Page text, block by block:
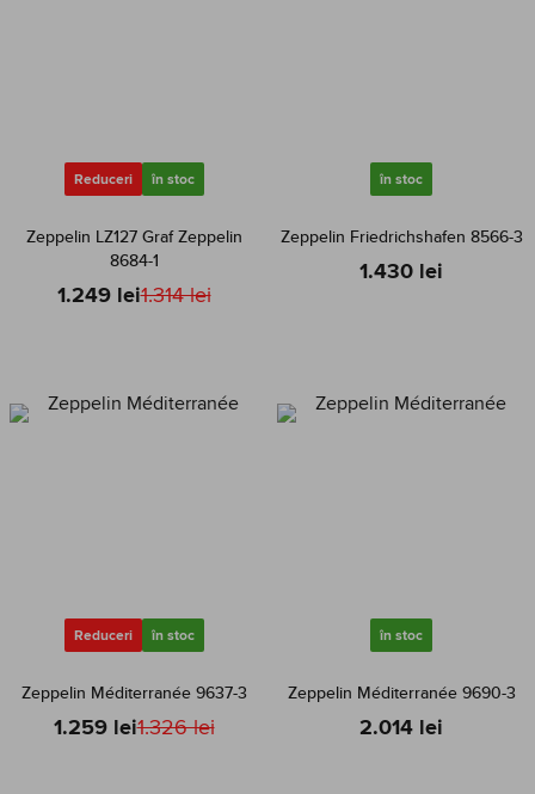
Reduceri în stoc
Zeppelin LZ127 Graf Zeppelin
8684-1
1.249 lei1.314 lei
în stoc
Zeppelin Friedrichshafen 8566-3
1.430 lei
Reduceri în stoc
Zeppelin Méditerranée 9637-3
1.259 lei1.326 lei
în stoc
Zeppelin Méditerranée 9690-3
2.014 lei